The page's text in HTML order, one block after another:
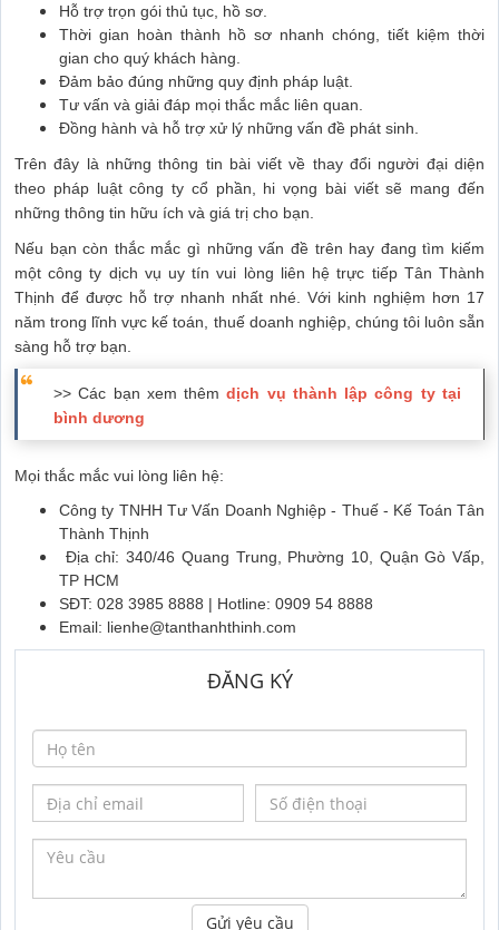
Hỗ trợ trọn gói thủ tục, hồ sơ.
Thời gian hoàn thành hồ sơ nhanh chóng, tiết kiệm thời
gian cho quý khách hàng.
Đảm bảo đúng những quy định pháp luật.
Tư vấn và giải đáp mọi thắc mắc liên quan.
Đồng hành và hỗ trợ xử lý những vấn đề phát sinh.
Trên đây là những thông tin bài viết về thay đổi người đại diện
theo pháp luật công ty cổ phần, hi vọng bài viết sẽ mang đến
những thông tin hữu ích và giá trị cho bạn.
Nếu bạn còn thắc mắc gì những vấn đề trên hay đang tìm kiếm
một công ty dịch vụ uy tín vui lòng liên hệ trực tiếp Tân Thành
Thịnh để được hỗ trợ nhanh nhất nhé. Với kinh nghiệm hơn 17
năm trong lĩnh vực kế toán, thuế doanh nghiệp, chúng tôi luôn sẵn
sàng hỗ trợ bạn.
>> Các bạn xem thêmdịch vụ thành lập công ty tại
bình dương
Mọi thắc mắc vui lòng liên hệ:
Công ty TNHH Tư Vấn Doanh Nghiệp - Thuế - Kế Toán Tân
Thành Thịnh
Địa chỉ: 340/46 Quang Trung, Phường 10, Quận Gò Vấp,
TP HCM
SĐT: 028 3985 8888 | Hotline: 0909 54 8888
Email: lienhe@tanthanhthinh.com
ĐĂNG KÝ
Gửi yêu cầu